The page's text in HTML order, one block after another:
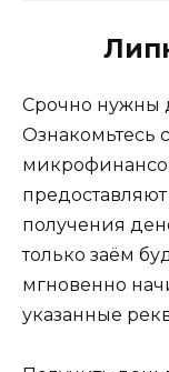
Срочно нужны
Ознакомьтесь
получения
только заём
мгновенно
указанные